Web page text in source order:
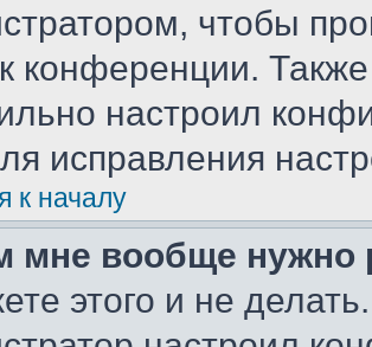
чтобы
конференции.
настроил
исправления
к началу
мне вообще нужно
этого и не